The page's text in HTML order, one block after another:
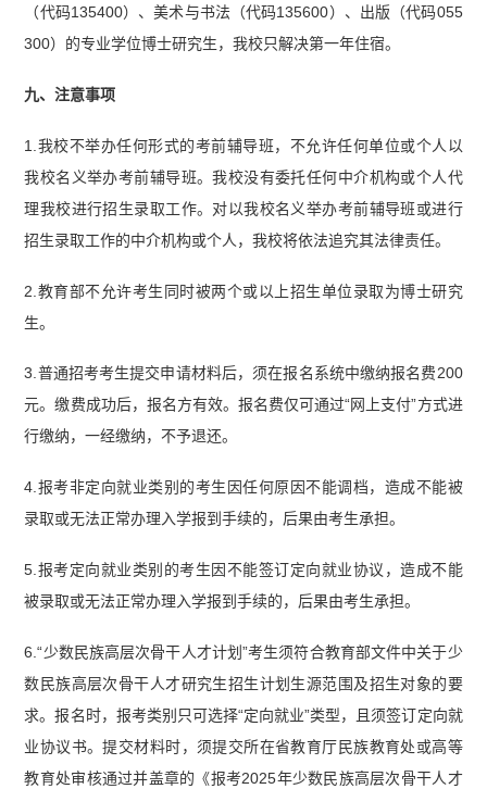
（代码135400）、美术与书法（代码135600）、出版（代码055
300）的专业学位博士研究生，我校只解决第一年住宿。
九、注意事项
1.我校不举办任何形式的考前辅导班，不允许任何单位或个人以
我校名义举办考前辅导班。我校没有委托任何中介机构或个人代
理我校进行招生录取工作。对以我校名义举办考前辅导班或进行
招生录取工作的中介机构或个人，我校将依法追究其法律责任。
2.教育部不允许考生同时被两个或以上招生单位录取为博士研究
生。
3.普通招考考生提交申请材料后，须在报名系统中缴纳报名费200
元。缴费成功后，报名方有效。报名费仅可通过“网上支付”方式进
行缴纳，一经缴纳，不予退还。
4.报考非定向就业类别的考生因任何原因不能调档，造成不能被
录取或无法正常办理入学报到手续的，后果由考生承担。
5.报考定向就业类别的考生因不能签订定向就业协议，造成不能
被录取或无法正常办理入学报到手续的，后果由考生承担。
6.“少数民族高层次骨干人才计划”考生须符合教育部文件中关于少
数民族高层次骨干人才研究生招生计划生源范围及招生对象的要
求。报名时，报考类别只可选择“定向就业”类型，且须签订定向就
业协议书。提交材料时，须提交所在省教育厅民族教育处或高等
教育处审核通过并盖章的《报考2025年少数民族高层次骨干人才